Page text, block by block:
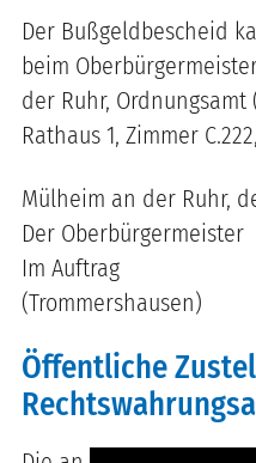
Der Bußgeldbescheid
beim
der Ruhr,
Rathaus 1, Zimmer
Mülheim an der Ruhr,
Der Oberbürgermeister
Im Auftrag
(Trommershausen)
Öffentliche